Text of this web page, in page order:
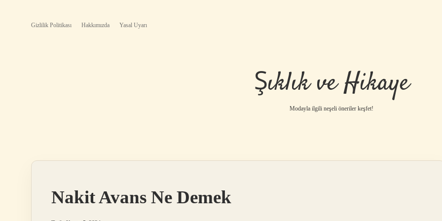
Gizlilik Politikası Hakkımızda Yasal Uyarı
Şıklık ve Hikaye
Modayla ilgili neşeli öneriler keşfet!
Nakit Avans Ne Demek